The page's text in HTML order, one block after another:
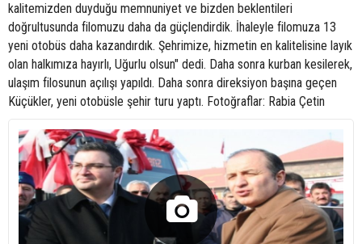
kalitemizden duyduğu memnuniyet ve bizden beklentileri
doğrultusunda filomuzu daha da güçlendirdik. İhaleyle filomuza 13
yeni otobüs daha kazandırdık. Şehrimize, hizmetin en kalitelisine layık
olan halkımıza hayırlı, Uğurlu olsun" dedi. Daha sonra kurban kesilerek,
ulaşım filosunun açılışı yapıldı. Daha sonra direksiyon başına geçen
Küçükler, yeni otobüsle şehir turu yaptı. Fotoğraflar: Rabia Çetin